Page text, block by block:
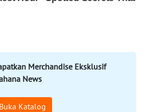
Merchandise Eksklusif
News
Buka Katalog